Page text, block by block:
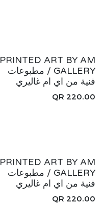
جديد!
PRINTED ART BY AM
GALLERY / مطبوعات
فنية من اي ام غاليري
220.00
جديد!
PRINTED ART BY AM
GALLERY / مطبوعات
فنية من اي ام غاليري
220.00